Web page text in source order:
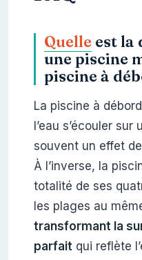
Quelle est la
une piscine
piscine à
La piscine à
l’eau s’écouler
souvent un effet
À l’inverse, la
totalité de ses
les plages au
transformant la
parfaitqui reflète